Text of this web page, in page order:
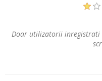
Doar utilizatorii inregistrati